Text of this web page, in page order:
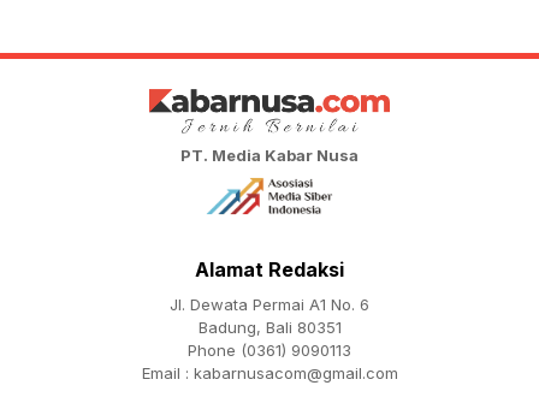
PT. Media Kabar Nusa
Alamat Redaksi
Jl. Dewata Permai A1 No. 6
Badung, Bali 80351
Phone (0361) 9090113
Email : kabarnusacom@gmail.com